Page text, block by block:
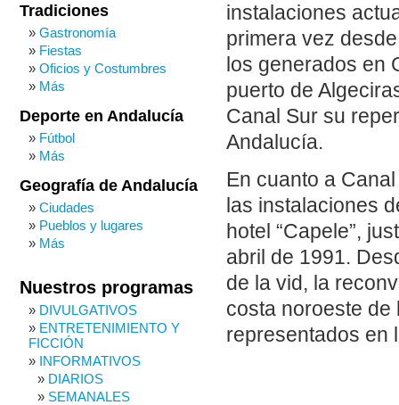
instalaciones
primera vez
los generados en
puerto de
Canal Sur su
Andalucía.
En cuanto a
las instalaciones
hotel “Capele”,
abril de 1991.
de la vid, la
costa noroeste de
representados en
Tradiciones
Gastronomía
Fiestas
Oficios y Costumbres
Más
Deporte en Andalucía
Fútbol
Más
Geografía de Andalucía
Ciudades
Pueblos y lugares
Más
Nuestros programas
DIVULGATIVOS
ENTRETENIMIENTO Y
FICCIÓN
INFORMATIVOS
DIARIOS
SEMANALES